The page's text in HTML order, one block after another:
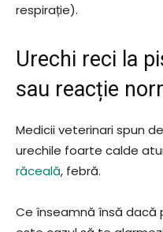
respirație).
Urechi reci la
sau reacție
Medicii veterinari spun
urechile foarte calde
răceală, febră.
Ce înseamnă însă dacă